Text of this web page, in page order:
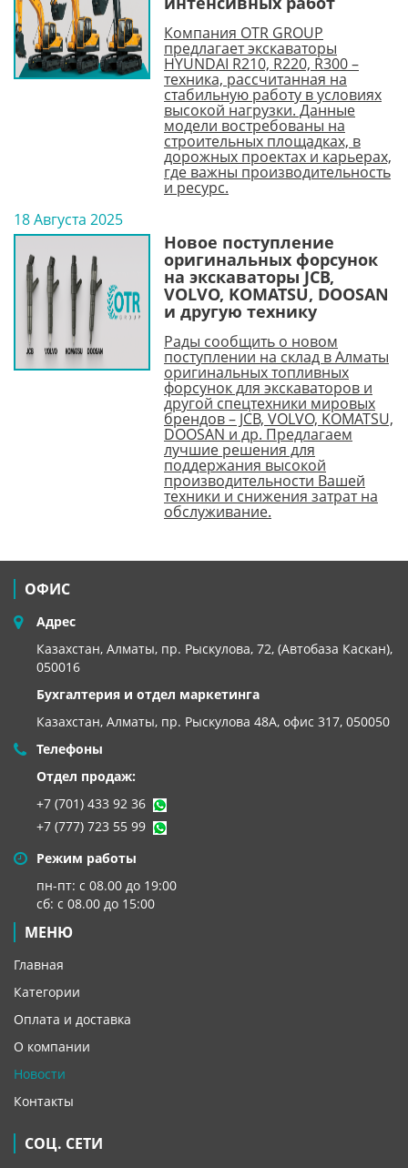
Компания OTR GROUP
предлагает экскаваторы
HYUNDAI R210, R220, R300 –
техника, рассчитанная на
стабильную работу в условиях
высокой нагрузки. Данные
модели востребованы на
строительных площадках, в
дорожных проектах и карьерах,
где важны производительность
и ресурс.
18 Августа 2025
Новое поступление
оригинальных форсунок
на экскаваторы JCB,
VOLVO, KOMATSU, DOOSAN
и другую технику
Рады сообщить о новом
поступлении на склад в Алматы
оригинальных топливных
форсунок для экскаваторов и
другой спецтехники мировых
брендов – JCB, VOLVO, KOMATSU,
DOOSAN и др. Предлагаем
лучшие решения для
поддержания высокой
производительности Вашей
техники и снижения затрат на
обслуживание.
ОФИС
Адрес
Казахстан, Алматы, пр. Рыскулова, 72, (Автобаза Каскан),
050016
Бухгалтерия и отдел маркетинга
Казахстан, Алматы, пр. Рыскулова 48А, офис 317, 050050
Телефоны
Отдел продаж:
+7 (701) 433 92 36
+7 (777) 723 55 99
Режим работы
пн-пт: с 08.00 до 19:00
сб: с 08.00 до 15:00
МЕНЮ
Главная
Категории
Оплата и доставка
О компании
Новости
Контакты
СОЦ. СЕТИ